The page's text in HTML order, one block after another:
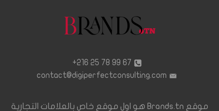
67 99 78 25 216+
contact@digiperfectconsulting.com
موقع Brands.tn هو اول موقع خاص بالعلامات التجارية